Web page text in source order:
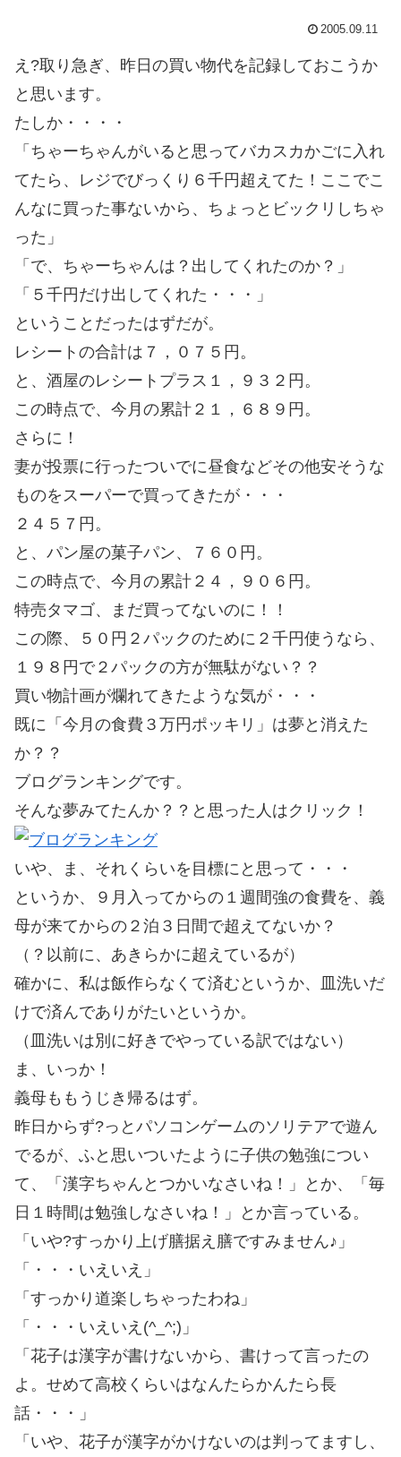
2005.09.11
え?取り急ぎ、昨日の買い物代を記録しておこうか
と思います。
たしか・・・・
「ちゃーちゃんがいると思ってバカスカかごに入れ
てたら、レジでびっくり６千円超えてた！ここでこ
んなに買った事ないから、ちょっとビックリしちゃ
った」
「で、ちゃーちゃんは？出してくれたのか？」
「５千円だけ出してくれた・・・」
ということだったはずだが。
レシートの合計は７，０７５円。
と、酒屋のレシートプラス１，９３２円。
この時点で、今月の累計２１，６８９円。
さらに！
妻が投票に行ったついでに昼食などその他安そうな
ものをスーパーで買ってきたが・・・
２４５７円。
と、パン屋の菓子パン、７６０円。
この時点で、今月の累計２４，９０６円。
特売タマゴ、まだ買ってないのに！！
この際、５０円２パックのために２千円使うなら、
１９８円で２パックの方が無駄がない？？
買い物計画が爛れてきたような気が・・・
既に「今月の食費３万円ポッキリ」は夢と消えた
か？？
ブログランキングです。
そんな夢みてたんか？？と思った人はクリック！
いや、ま、それくらいを目標にと思って・・・
というか、９月入ってからの１週間強の食費を、義
母が来てからの２泊３日間で超えてないか？
（？以前に、あきらかに超えているが）
確かに、私は飯作らなくて済むというか、皿洗いだ
けで済んでありがたいというか。
（皿洗いは別に好きでやっている訳ではない）
ま、いっか！
義母ももうじき帰るはず。
昨日からず?っとパソコンゲームのソリテアで遊ん
でるが、ふと思いついたように子供の勉強につい
て、「漢字ちゃんとつかいなさいね！」とか、「毎
日１時間は勉強しなさいね！」とか言っている。
「いや?すっかり上げ膳据え膳ですみません♪」
「・・・いえいえ」
「すっかり道楽しちゃったわね」
「・・・いえいえ(^_^;)」
「花子は漢字が書けないから、書けって言ったの
よ。せめて高校くらいはなんたらかんたら長
話・・・」
「いや、花子が漢字がかけないのは判ってますし、